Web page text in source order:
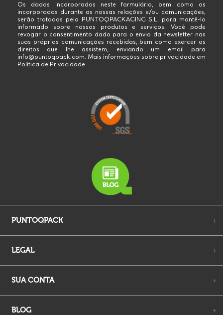
Os dados incorporados neste formulário, bem como os
incorporados durante as nossas relações e/ou comunicações,
serão tratados pela PUNTOQPACKAGING S.L. para mantê-lo
informado sobre nossos produtos e serviços. Você pode
revogar o consentimento dado para o envio da newsletter nas
suas próprias comunicações recebidas, bem como exercer os
direitos que lhe assistem, enviando um email para
info@puntoqpack.com. Mais informações sobre privacidade em
Política de Privacidade
PUNTOQPACK +
LEGAL +
SUA CONTA +
BLOG +